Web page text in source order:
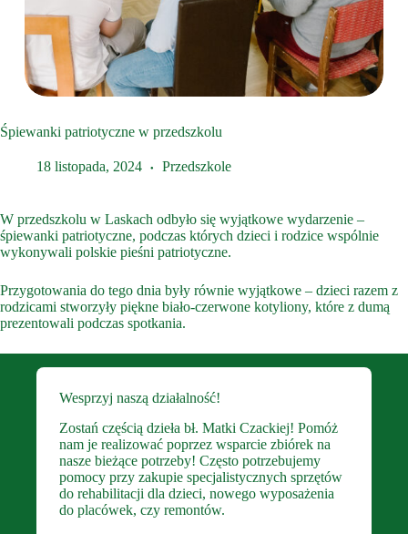
Śpiewanki patriotyczne w przedszkolu
18 listopada, 2024 Przedszkole
W przedszkolu w Laskach odbyło się wyjątkowe wydarzenie –
śpiewanki patriotyczne, podczas których dzieci i rodzice wspólnie
wykonywali polskie pieśni patriotyczne.
Przygotowania do tego dnia były równie wyjątkowe – dzieci razem z
rodzicami stworzyły piękne biało-czerwone kotyliony, które z dumą
prezentowali podczas spotkania.
Wesprzyj naszą działalność!
Zostań częścią dzieła bł. Matki Czackiej! Pomóż
nam je realizować poprzez wsparcie zbiórek na
nasze bieżące potrzeby! Często potrzebujemy
pomocy przy zakupie specjalistycznych sprzętów
do rehabilitacji dla dzieci, nowego wyposażenia
do placówek, czy remontów.